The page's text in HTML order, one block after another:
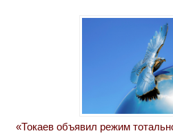
«Токаев объявил режим